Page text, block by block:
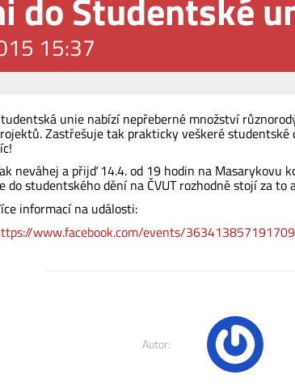
15:37
unie nabízí nepřeberné množství
Zastřešuje tak prakticky veškeré studentské
neváhej a přijď 14.4. od 19 hodin na Masarykovu
do studentského dění na ČVUT rozhodně stojí za to
informací na události:
www.facebook.com/events/
Autor: